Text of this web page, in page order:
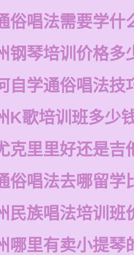
俗唱法需要学什
钢琴培训价格多
自学通俗唱法技
K歌培训班多少
克里里好还是吉
俗唱法去哪留学
民族唱法培训班
哪里有卖小提琴